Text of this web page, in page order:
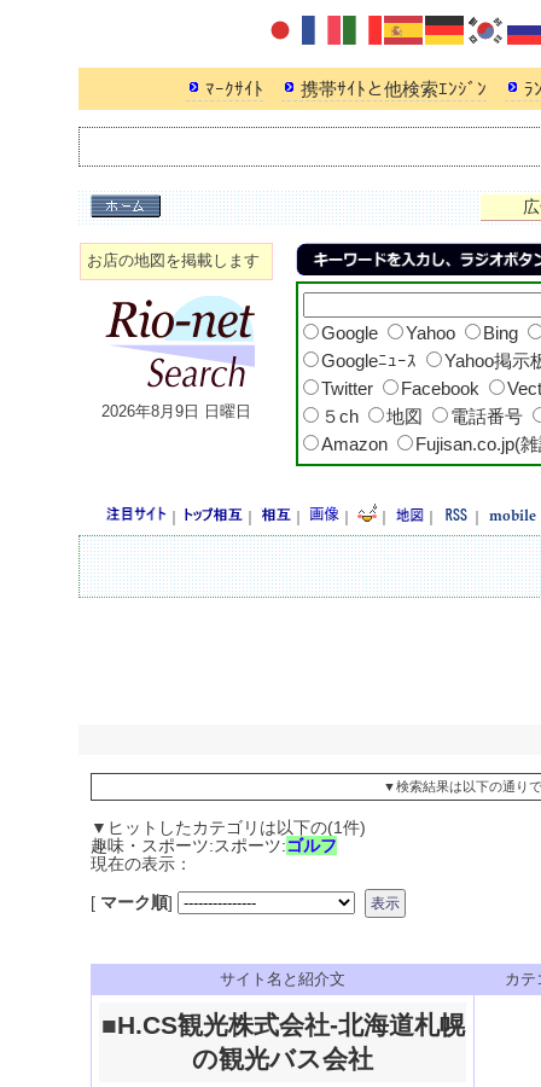
ﾏｰｸｻｲﾄ 携帯ｻｲﾄと他検索ｴﾝｼﾞﾝ ﾗ
お店の地図を掲載します
2026年8月9日 日曜日
Google Yahoo
Bing
Googleﾆｭｰｽ
Yahoo掲示
Twitter
Facebook
５ch
地図
電話番号
Amazon
Fujisan.co.jp(
｜ ｜ ｜ ｜ ｜
▼検索結果は以下の通り
▼ヒットしたカテゴリは以下の(1件)
趣味・スポーツ:スポーツ:ゴルフ
現在の表示：
[ マーク順]
サイト名と紹介文 カテ
■H.CS観光株式会社-北海道札幌
の観光バス会社